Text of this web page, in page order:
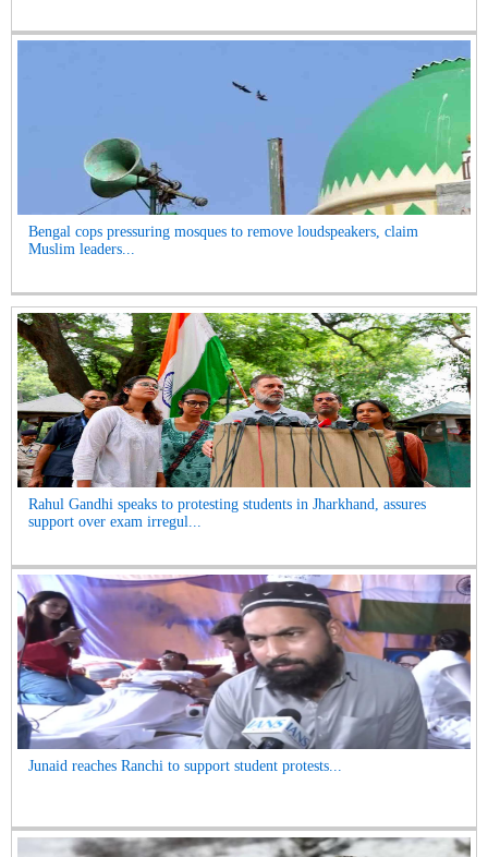
Bengal cops pressuring mosques to remove loudspeakers, claim
Muslim leaders...
Rahul Gandhi speaks to protesting students in Jharkhand, assures
support over exam irregul...
Junaid reaches Ranchi to support student protests...